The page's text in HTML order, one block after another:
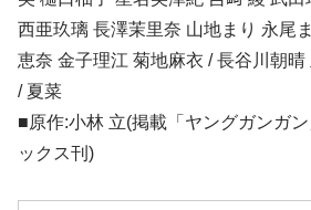
西亜玖璃 長澤茉里奈 山地まり 永尾
恵奈 金子理江 菊地麻衣 / 長谷川朝晴
/ 夏菜
■原作:小林 立(掲載「ヤングガンガ
ックス刊)